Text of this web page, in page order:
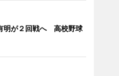
明が２回戦へ 高校野球